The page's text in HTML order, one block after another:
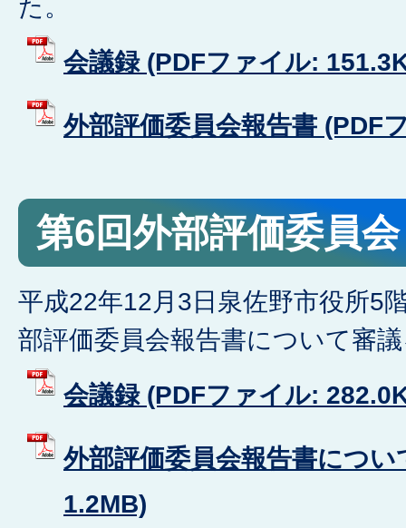
た。
会議録 (PDFファイル:
外部評価委員会報告書 (PDF
第6回外部評価委員会
平成22年12月3日泉佐野市役所5
部評価委員会報告書について審
会議録 (PDFファイル:
外部評価委員会報告書につ
1.2MB)